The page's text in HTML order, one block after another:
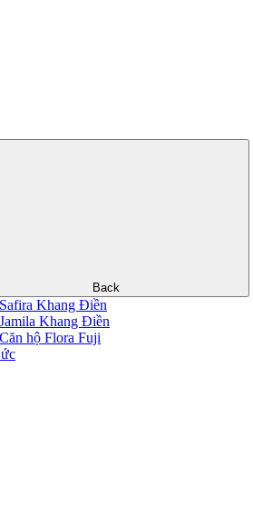
Back
Safira Khang Điền
Jamila Khang Điền
Căn hộ Flora Fuji